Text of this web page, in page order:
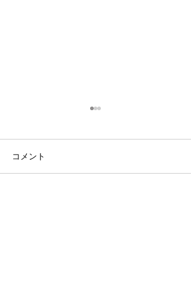
コメント